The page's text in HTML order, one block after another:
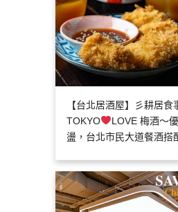
【台北居酒屋】彡耕居
TOKYO
LOVE 梅酒～
盪，台北市民大道餐酒搭